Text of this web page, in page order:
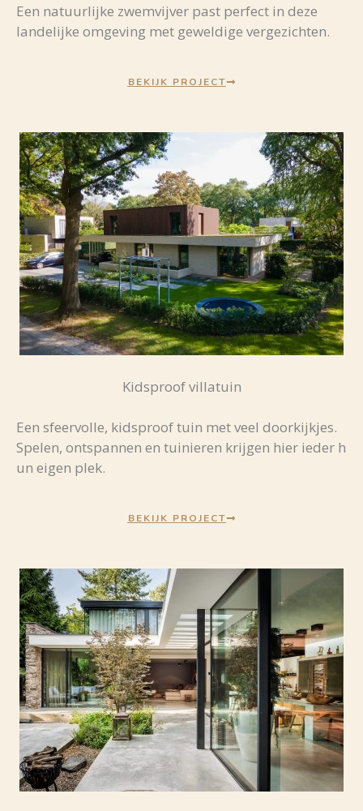
Een natuurlijke zwemvijver past perfect in deze
landelijke omgeving met geweldige vergezichten.
BEKIJK PROJECT
Kidsproof villatuin
Een sfeervolle, kidsprooftuin metveel doorkijkjes.
Spelen, ontspannen en tuinieren krijgen hier ieder h
un eigen plek.
BEKIJK PROJECT